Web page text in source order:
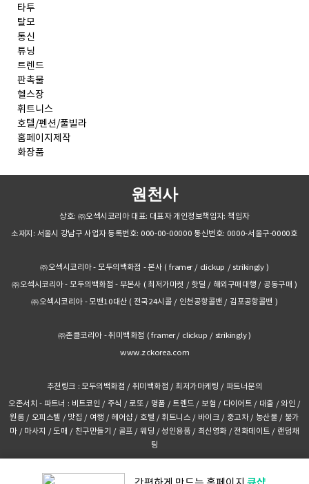
타투
탈모
통신
튜닝
트렌드
판촉물
헬스장
휘트니스
호텔/펜션/풀빌라
홈페이지제작
화장품
원천사
상호: ㈜오섹시코리아 대표: 대표자 개인정보책임자: 책임자
소재지: 서울시 강남구 사업자 등록번호: 000-00-00000 통신번호: 0000-서울구-0000호
㈜오섹시코리아 - 모두의백화점 - 본사 ( framer/ clickup / strikingly )
㈜오섹시코리아 - 모두의백화점 - 부본사 ( 최저가마켓 / 핫딜 / 해외구매대행 /공동구매 )
㈜오섹시코리아 - 모밴10대산 ( 전국24시콜 / 인천공항콜밴 / 김포공항콜밴 )
㈜존클코리아 - 취미백화점 (framer/ clickup / strikingly)
www.zckorea.com
추천링크 :모두의백화점 / 취미백화점 / 최저가마케팅 / 파트너문의
오존서치 - 파트너 : 비트코인 / 주식 /로또 / 명품 /트렌드 /보험 / 다이어트 / 대출 /와인 /
원룸 / 오피스텔 / 맛집 / 여행 / 헤어샵 /호텔 /휘트니스 / 바이크 / 중고차 / 농산물 / 불가
마 / 마사지 /도매 / 친구만들기 / 골프 /웨딩 /성인용품 / 최신영화 /전화데이트 / 랜덤채
팅